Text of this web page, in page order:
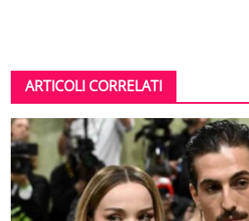
ARTICOLI CORRELATI